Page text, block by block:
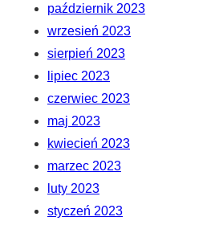
październik 2023
wrzesień 2023
sierpień 2023
lipiec 2023
czerwiec 2023
maj 2023
kwiecień 2023
marzec 2023
luty 2023
styczeń 2023